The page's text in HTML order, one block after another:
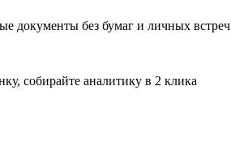
документы без бумаг и личных встреч
собирайте аналитику в 2 клика